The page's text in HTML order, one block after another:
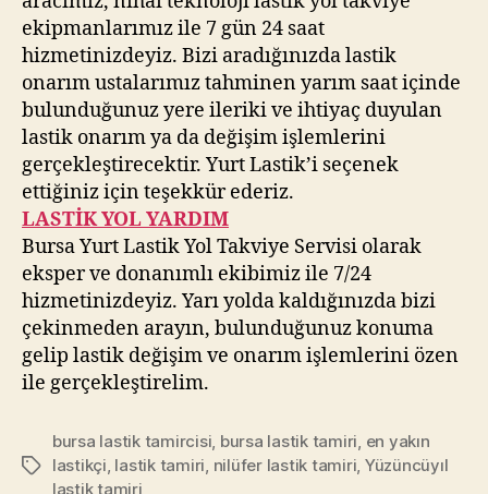
ekipmanlarımız ile 7 gün 24 saat
hizmetinizdeyiz. Bizi aradığınızda lastik
onarım ustalarımız tahminen yarım saat içinde
bulunduğunuz yere ileriki ve ihtiyaç duyulan
lastik onarım ya da değişim işlemlerini
gerçekleştirecektir. Yurt Lastik’i seçenek
ettiğiniz için teşekkür ederiz.
LASTİK YOL YARDIM
Bursa Yurt Lastik Yol Takviye Servisi olarak
eksper ve donanımlı ekibimiz ile 7/24
hizmetinizdeyiz. Yarı yolda kaldığınızda bizi
çekinmeden arayın, bulunduğunuz konuma
gelip lastik değişim ve onarım işlemlerini özen
ile gerçekleştirelim.
Etiketler
bursa lastik tamircisi bursa lastik tamiri en yakın
lastikçi lastik tamiri nilüfer lastik tamiri Yüzüncüyıl
lastik tamiri